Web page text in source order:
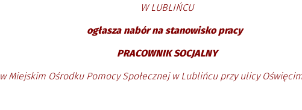
W LUBLIŃCU
ogłasza nabór na stanowisko pracy
PRACOWNIK SOCJALNY
w Miejskim Ośrodku Pomocy Społecznej w Lublińcu przy ulicy